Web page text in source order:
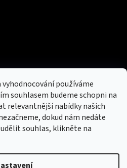
používáme
souhlasem budeme schopni na
relevantnější nabídky našich
dokud nám nedáte
souhlas, klikněte na
zavazadly, tašky a peněženky